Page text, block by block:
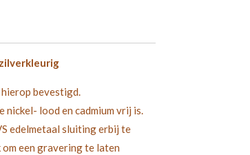
bevestigd.
lood en cadmium vrij is.
edelmetaal sluiting erbij te
een gravering te laten